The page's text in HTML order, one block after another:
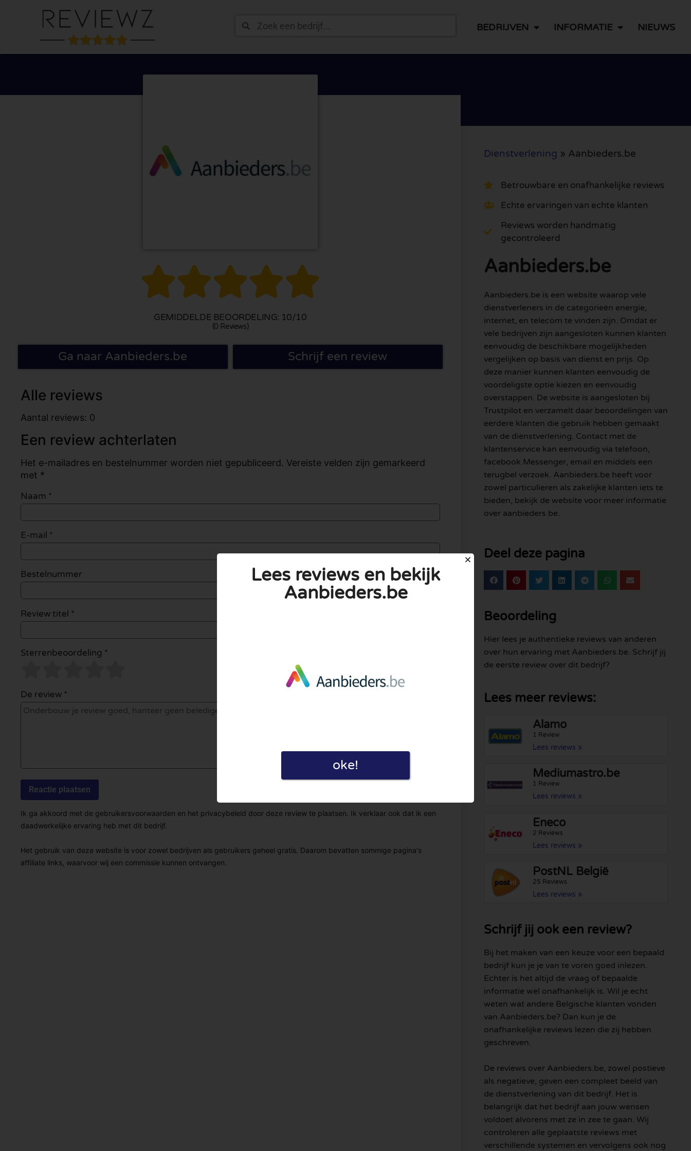
BEDRIJVEN INFORMATIE NIEUWS

GEMIDDELDE BEOORDELING: 10/10
(0 Reviews)
Ga naar Aanbieders.be Schrijf een review
Alle reviews
Aantal reviews: 0
Een review achterlaten
Het e-mailadres en bestelnummer worden niet gepubliceerd. Vereiste velden zijn gemarkeerd
met *
Naam *
E-mail *
Bestelnummer
Review titel *
Sterrenbeoordeling *
De review *
Ik ga akkoord met de gebruikersvoorwaarden en het privacybeleid door deze review te plaatsen. Ik verklaar ook dat ik een
daadwerkelijke ervaring heb met dit bedrijf.
Het gebruik van deze website is voor zowel bedrijven als gebruikers geheel gratis. Daarom bevatten sommige pagina's
affiliate links, waarvoor wij een commissie kunnen ontvangen.
Dienstverlening » Aanbieders.be
Betrouwbare en onafhankelijke reviews
Echte ervaringen van echte klanten
Reviews worden handmatig
gecontroleerd
Aanbieders.be
Aanbieders.be is een website waarop vele
dienstverleners in de categorieën energie,
internet, en telecom te vinden zijn. Omdat er
vele bedrijven zijn aangesloten kunnen klanten
eenvoudig de beschikbare mogelijkheden
vergelijken op basis van dienst en prijs. Op
deze manier kunnen klanten eenvoudig de
voordeligste optie kiezen en eenvoudig
overstappen. De website is aangesloten bij
Trustpilot en verzamelt daar beoordelingen van
eerdere klanten die gebruik hebben gemaakt
van de dienstverlening. Contact met de
klantenservice kan eenvoudig via telefoon,
facebook Messenger, email en middels een
terugbel verzoek. Aanbieders.be heeft voor
zowel particulieren als zakelijke klanten iets te
bieden, bekijk de website voor meer informatie
over aanbieders.be.
Deel deze pagina
Beoordeling
Hier lees je authentieke reviews van anderen
over hun ervaring met Aanbieders.be. Schrijf jij
de eerste review over dit bedrijf?
Lees meer reviews:
Alamo
1 Review
Lees reviews »
Mediumastro.be
1 Review
Lees reviews »
Eneco
2 Reviews
Lees reviews »
PostNL België
25 Reviews
Lees reviews »
Schrijf jij ook een review?
Bij het maken van een keuze voor een bepaald
bedrijf kun je je van te voren goed inlezen.
Echter is het altijd de vraag of bepaalde
informatie wel onafhankelijk is. Wil je echt
weten wat andere Belgische klanten vonden
van Aanbieders.be? Dan kun je de
onafhankelijke reviews lezen die zij hebben
geschreven.
De reviews over Aanbieders.be, zowel postieve
als negatieve, geven een compleet beeld van
de dienstverlening van dit bedrijf. Het is
belangrijk dat het bedrijf aan jouw wensen
voldoet alvorens met ze in zee te gaan. Wij
controleren alle geplaatste reviews met
verschillende systemen en vervolgens ook nog
Lees reviews en bekijk
Aanbieders.be
oke!